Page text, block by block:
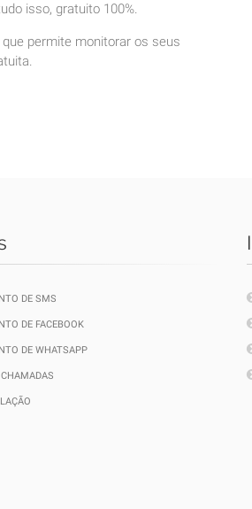
isso, gratuito 100%.
permite monitorar os seus
DE SMS
DE FACEBOOK
DE WHATSAPP